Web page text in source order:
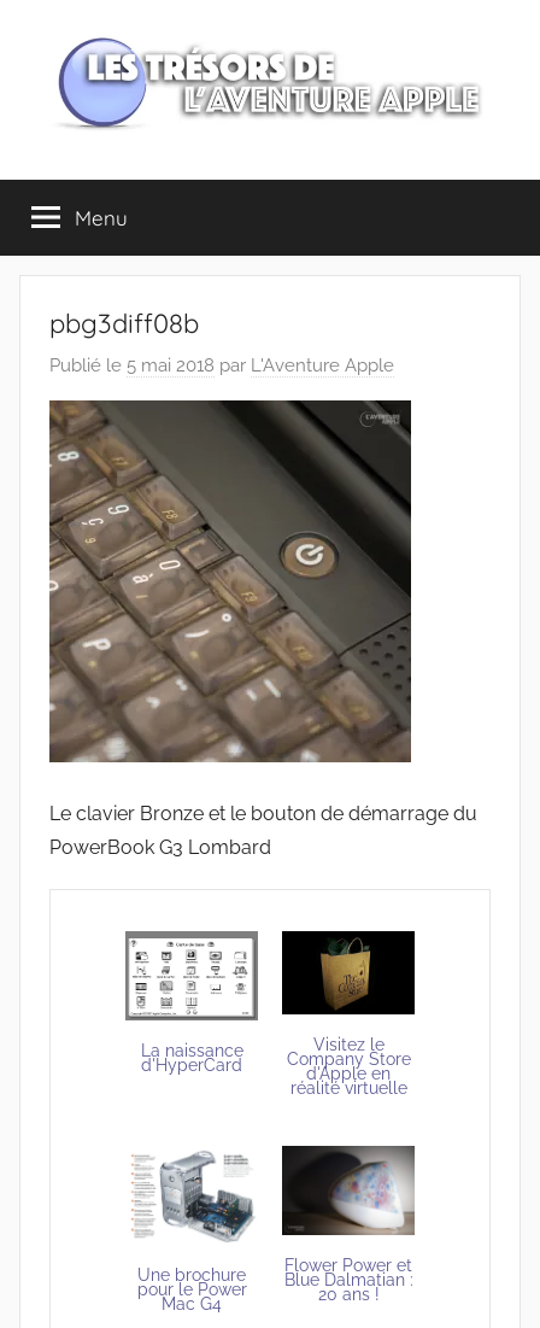
contenu
Les
trésors
de
l'Aventure
Apple
Menu
pbg3diff08b
Publié le 5 mai 2018 par L'Aventure Apple
Le clavier Bronze et le bouton de démarrage du
PowerBook G3 Lombard
La naissance
d'HyperCard
Visitez le
Company Store
d'Apple en
réalité virtuelle
Une brochure
pour le Power
Mac G4
Flower Power et
Blue Dalmatian :
20 ans !